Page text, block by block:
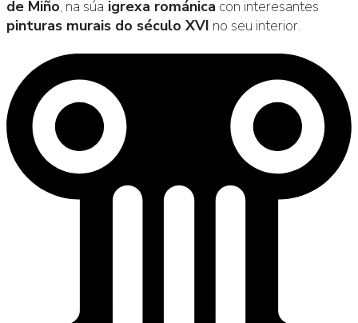
de Miño, na súa igrexa románica con interesantes
pinturas murais do século XVI no seu interior.